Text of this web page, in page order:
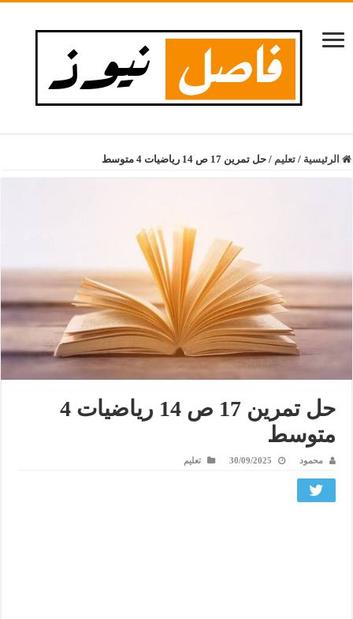
الرئيسية / تعليم / حل تمرين 17 ص 14 رياضيات 4 متوسط
حل تمرين 17 ص 14 رياضيات 4
متوسط
محمود 30/09/2025 تعليم